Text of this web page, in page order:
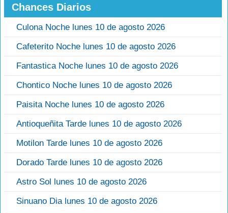
Chances Diarios
Culona Noche lunes 10 de agosto 2026
Cafeterito Noche lunes 10 de agosto 2026
Fantastica Noche lunes 10 de agosto 2026
Chontico Noche lunes 10 de agosto 2026
Paisita Noche lunes 10 de agosto 2026
Antioqueñita Tarde lunes 10 de agosto 2026
Motilon Tarde lunes 10 de agosto 2026
Dorado Tarde lunes 10 de agosto 2026
Astro Sol lunes 10 de agosto 2026
Sinuano Dia lunes 10 de agosto 2026